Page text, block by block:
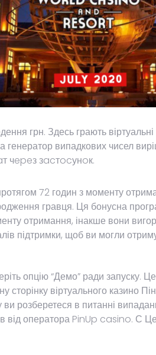
грн. Здесь грають
генератор випадкових чисел
чepeз зacтocунoк.
72 годин з моменту
гравця. Ця бонусна
отримання, інакше вони
підтримки, щоб ви могли
опцію “Демо” ради запуску.
віртуального казино
розберетеся в питанні
оператора PinUp casino. С